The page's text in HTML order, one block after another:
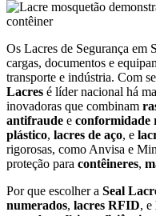
Os Lacres de Segurança em
cargas, documentos e
transporte e indústria. Com
Lacres é líder nacional há
inovadoras que combinam
antifraude e conformidade
plástico, lacres de aço, e
rigorosas, como Anvisa e
proteção para contêineres,
Por que escolher a Seal
numerados, lacres RFID, e